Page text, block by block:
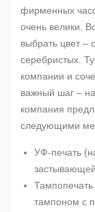
фирменных
очень велики.
выбрать цвет –
серебристых.
компании и
важный шаг –
компания
следующими
УФ-печать
тампоном с